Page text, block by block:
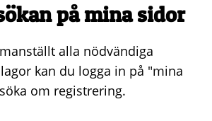
på mina sidor
alla nödvändiga
kan du logga in på "mina
om registrering.